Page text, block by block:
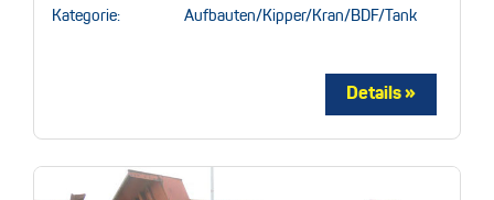
Kategorie: Aufbauten/Kipper/Kran/BDF/Tank